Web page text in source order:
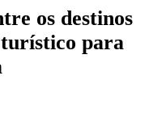
os destinos
para